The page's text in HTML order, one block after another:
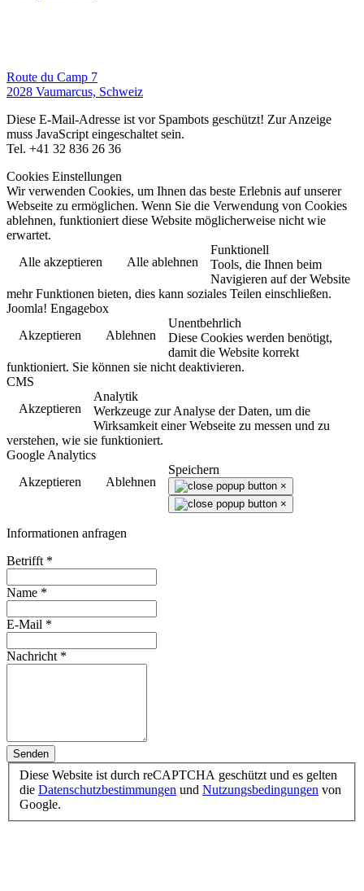
Route du Camp 7
2028 Vaumarcus, Schweiz
Diese E-Mail-Adresse ist vor Spambots geschützt! Zur Anzeige
muss JavaScript eingeschaltet sein.
Tel. +41 32 836 26 36
Cookies Einstellungen
Wir verwenden Cookies, um Ihnen das beste Erlebnis auf unserer
Webseite zu ermöglichen. Wenn Sie die Verwendung von Cookies
ablehnen, funktioniert diese Website möglicherweise nicht wie
erwartet.
Alle akzeptieren
Alle ablehnen
Funktionell
Tools, die Ihnen beim
Navigieren auf der Website
mehr Funktionen bieten, dies kann soziales Teilen einschließen.
Joomla! Engagebox
Akzeptieren
Ablehnen
Unentbehrlich
Diese Cookies werden benötigt,
damit die Website korrekt
funktioniert. Sie können sie nicht deaktivieren.
CMS
Akzeptieren
Analytik
Werkzeuge zur Analyse der Daten, um die
Wirksamkeit einer Webseite zu messen und zu
verstehen, wie sie funktioniert.
Google Analytics
Akzeptieren
Ablehnen
Speichern
×
×
Informationen anfragen
Betrifft *
Name *
E-Mail *
Nachricht *
Senden
Diese Website ist durch reCAPTCHA geschützt und es gelten
die Datenschutzbestimmungen und Nutzungsbedingungen von
Google.